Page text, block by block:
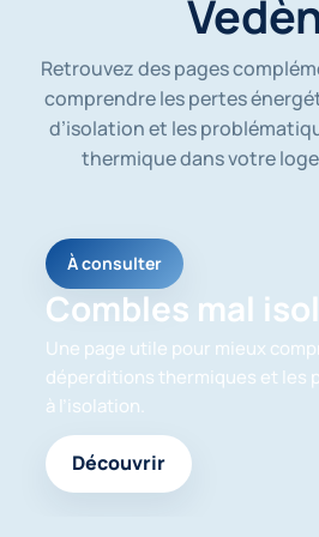
e
n
t
u
s
é
e
s
p
o
u
r
m
e
r
Retrouvez des pages
comprendre les pertes
d’isolation et les
thermique dans votre
À consulter
Combles mal
Une page utile pour mieux
déperditions thermiques et les
à l’isolation.
Découvrir